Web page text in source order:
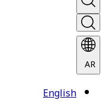
AR
English